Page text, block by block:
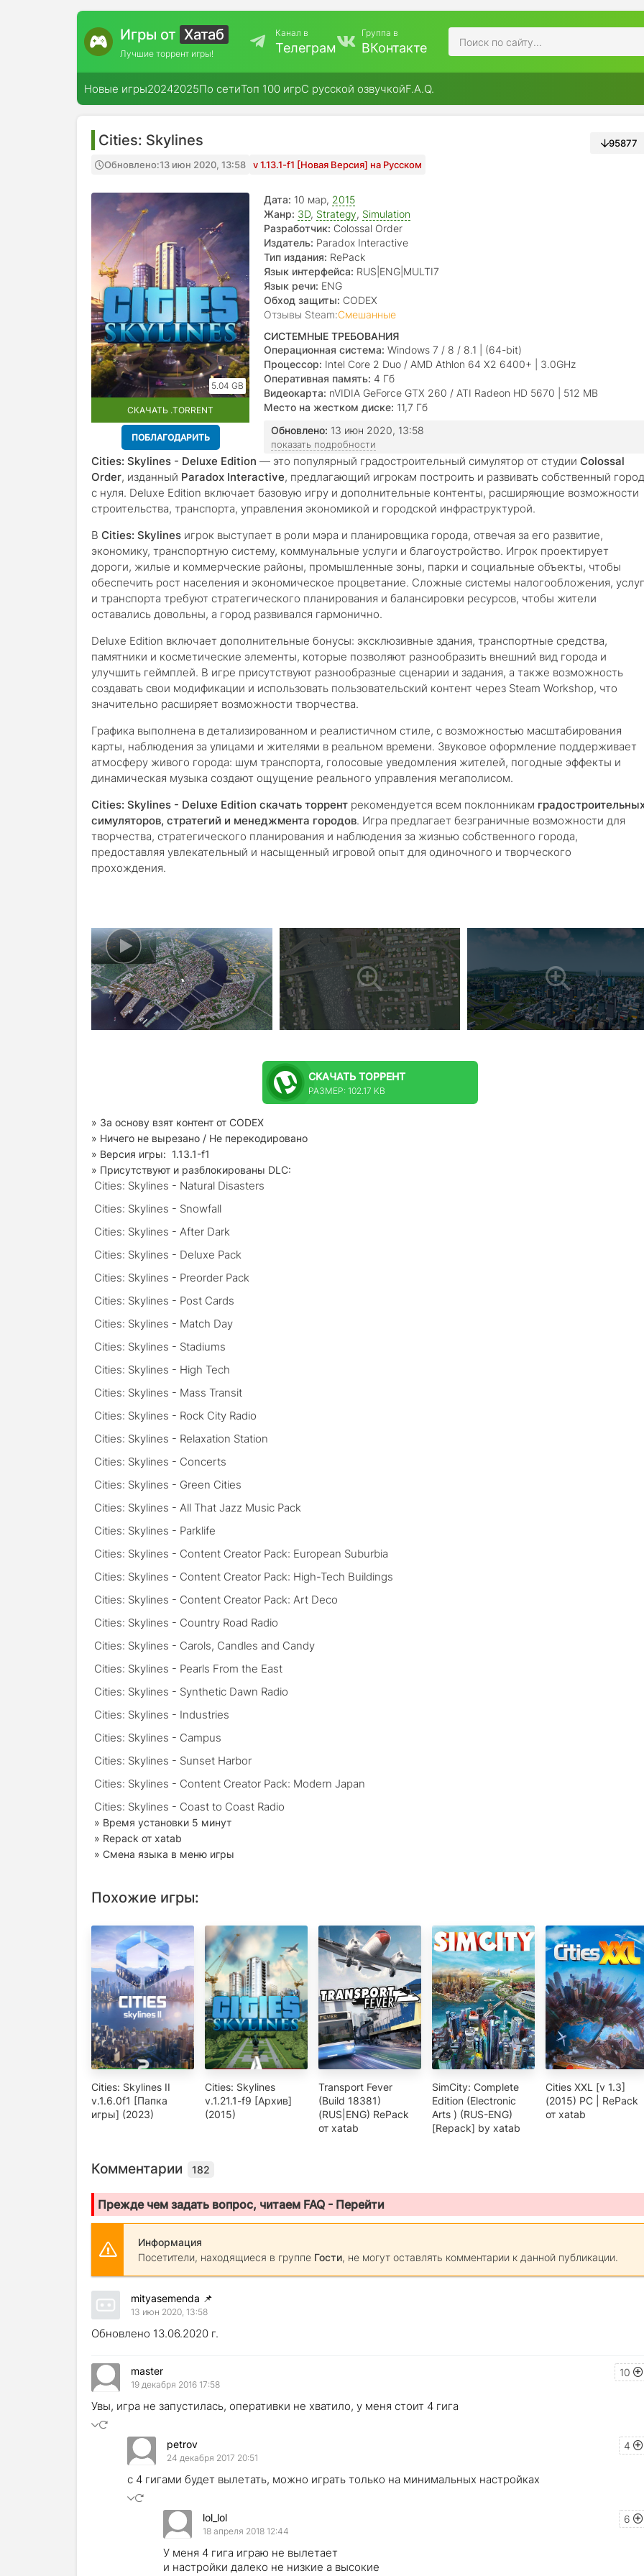
Игры от Хатаб
Лучшие торрент игры!
Канал в
Телеграм
Группа в
ВКонтакте
Новые игры20242025По сетиТоп 100 игрС русской озвучкойF.A.Q.
Cities: Skylines
Обновлено:13 июн 2020, 13:58 v 1.13.1-f1 [Новая Версия] на Русском
95877
5.04 GB
СКАЧАТЬ .TORRENT
ПОБЛАГОДАРИТЬ
Дата: 10 мар, 2015
Жанр: 3D, Strategy, Simulation
Разработчик: Colossal Order
Издатель: Paradox Interactive
Тип издания: RePack
Язык интерфейса: RUS|ENG|MULTI7
Язык речи: ENG
Обход защиты: CODEX
Отзывы Steam:Смешанные
СИСТЕМНЫЕ ТРЕБОВАНИЯ
Операционная система: Windows 7 / 8 / 8.1 | (64-bit)
Процессор: Intel Core 2 Duo / AMD Athlon 64 X2 6400+ | 3.0GHz
Оперативная память: 4 Гб
Видеокарта: nVIDIA GeForce GTX 260 / ATI Radeon HD 5670 | 512 MB
Место на жестком диске: 11,7 Гб
Обновлено: 13 июн 2020, 13:58
показать подробности
Cities: Skylines - Deluxe Edition — это популярный градостроительный симулятор от студии Colossal
Order, изданный Paradox Interactive, предлагающий игрокам построить и развивать собственный город
с нуля. Deluxe Edition включает базовую игру и дополнительные контенты, расширяющие возможности
строительства, транспорта, управления экономикой и городской инфраструктурой.
В Cities: Skylines игрок выступает в роли мэра и планировщика города, отвечая за его развитие,
экономику, транспортную систему, коммунальные услуги и благоустройство. Игрок проектирует
дороги, жилые и коммерческие районы, промышленные зоны, парки и социальные объекты, чтобы
обеспечить рост населения и экономическое процветание. Сложные системы налогообложения, услуг
и транспорта требуют стратегического планирования и балансировки ресурсов, чтобы жители
оставались довольны, а город развивался гармонично.
Deluxe Edition включает дополнительные бонусы: эксклюзивные здания, транспортные средства,
памятники и косметические элементы, которые позволяют разнообразить внешний вид города и
улучшить геймплей. В игре присутствуют разнообразные сценарии и задания, а также возможность
создавать свои модификации и использовать пользовательский контент через Steam Workshop, что
значительно расширяет возможности творчества.
Графика выполнена в детализированном и реалистичном стиле, с возможностью масштабирования
карты, наблюдения за улицами и жителями в реальном времени. Звуковое оформление поддерживает
атмосферу живого города: шум транспорта, голосовые уведомления жителей, погодные эффекты и
динамическая музыка создают ощущение реального управления мегаполисом.
Cities: Skylines - Deluxe Edition скачать торрент рекомендуется всем поклонникам
симуляторов, стратегий и менеджмента городов. Игра предлагает безграничные возможности для
творчества, стратегического планирования и наблюдения за жизнью собственного города,
предоставляя увлекательный и насыщенный игровой опыт для одиночного и творческого
прохождения.
СКАЧАТЬ ТОРРЕНТ
РАЗМЕР: 102.17 KB
» За основу взят контент от CODEX
» Ничего не вырезано / Не перекодировано
» Версия игры: 1.13.1-f1
» Присутствуют и разблокированы DLC:
Cities: Skylines - Natural Disasters
Cities: Skylines - Snowfall
Cities: Skylines - After Dark
Cities: Skylines - Deluxe Pack
Cities: Skylines - Preorder Pack
Cities: Skylines - Post Cards
Cities: Skylines - Match Day
Cities: Skylines - Stadiums
Cities: Skylines - High Tech
Cities: Skylines - Mass Transit
Cities: Skylines - Rock City Radio
Cities: Skylines - Relaxation Station
Cities: Skylines - Concerts
Cities: Skylines - Green Cities
Cities: Skylines - All That Jazz Music Pack
Cities: Skylines - Parklife
Cities: Skylines - Content Creator Pack: European Suburbia
Cities: Skylines - Content Creator Pack: High-Tech Buildings
Cities: Skylines - Content Creator Pack: Art Deco
Cities: Skylines - Country Road Radio
Cities: Skylines - Carols, Candles and Candy
Cities: Skylines - Pearls From the East
Cities: Skylines - Synthetic Dawn Radio
Cities: Skylines - Industries
Cities: Skylines - Campus
Cities: Skylines - Sunset Harbor
Cities: Skylines - Content Creator Pack: Modern Japan
Cities: Skylines - Coast to Coast Radio
» Время установки 5 минут
» Repack от xatab
» Смена языка в меню игры
Похожие игры:
Cities: Skylines II
v.1.6.0f1 [Папка
игры] (2023)
Cities: Skylines
v.1.21.1-f9 [Архив]
(2015)
Transport Fever
(Build 18381)
(RUS|ENG) RePack
от xatab
SimCity: Complete
Edition (Electronic
Arts ) (RUS-ENG)
[Repack] by xatab
Cities XXL [v 1.3]
(2015) PC | RePack
от xatab
Комментарии 182
Прежде чем задать вопрос, читаем FAQ - Перейти
Информация
Посетители, находящиеся в группе Гости, не могут оставлять комментарии к данной публикации.
mityasemenda 📌
13 июн 2020, 13:58
Обновлено 13.06.2020 г.
10
master
19 декабря 2016 17:58
Увы, игра не запустилась, оперативки не хватило, у меня стоит 4 гига
4
petrov
24 декабря 2017 20:51
с 4 гигами будет вылетать, можно играть только на минимальных настройках
6
lol_lol
18 апреля 2018 12:44
У меня 4 гига играю не вылетает
и настройки далеко не низкие а высокие